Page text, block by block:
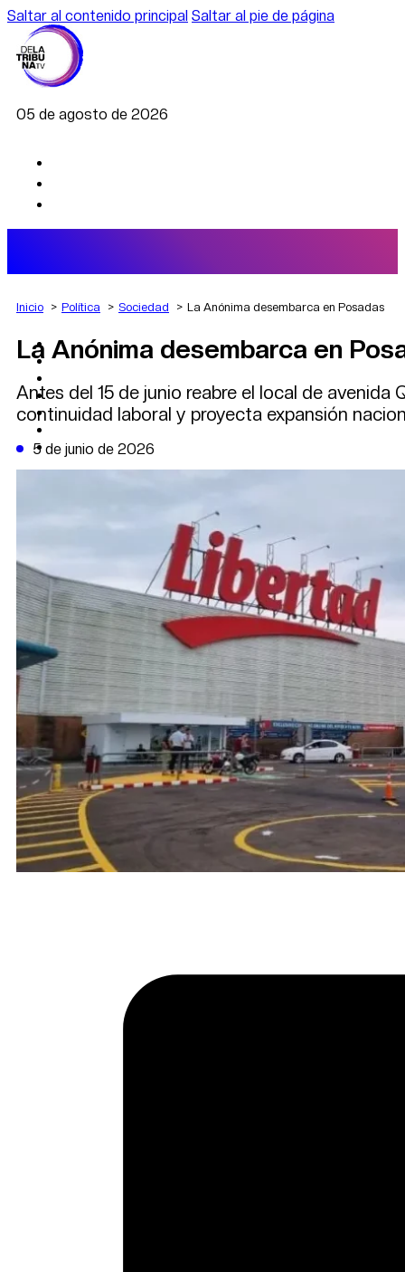
Saltar al contenido principal Saltar al pie de página
05 de agosto de 2026
AGRO
DEPORTES
POLÍTICA
CAMBIO CLIMÁTICO
DE LA TRIBUNA TV
Inicio Política Sociedad La Anónima desembarca en Posadas
La Anónima desembarca en
Antes del 15 de junio reabre el local de
continuidad laboral y proyecta expansión
5 de junio de 2026